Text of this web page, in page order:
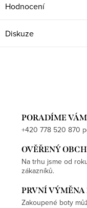
Hodnocení
Diskuze
PORADÍME
+420 778 520 870
OVĚŘENÝ
Na trhu jsme od
zákazníků.
PRVNÍ
Zakoupené boty